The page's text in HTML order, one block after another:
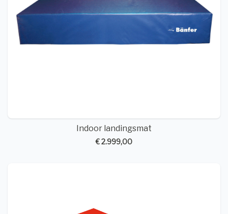
Indoor landingsmat
€ 2.999,00